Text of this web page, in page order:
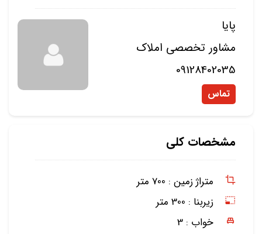
پایا
مشاور تخصصی املاک
09128402035
تماس
مشخصات کلی
متراژ زمین : 700 متر
زیربنا : 300 متر
خواب : 3